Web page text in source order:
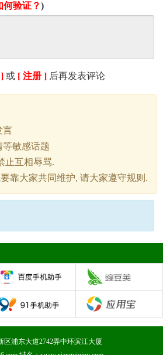
何验证？)
或 [ 注册 ] 后再发表评论
言
等敏感话题
止互相辱骂.
靠大家共同维护, 请大家遵守规则.
区浦东大道2742弄中环滨江大厦